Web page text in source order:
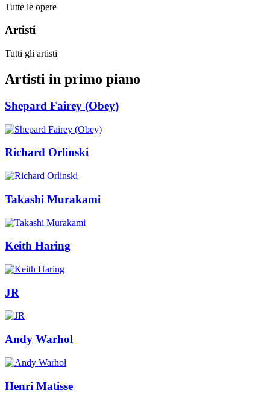
Tutte le opere
Artisti
Tutti gli artisti
Artisti in primo piano
Shepard Fairey (Obey)
Richard Orlinski
Takashi Murakami
Keith Haring
JR
Andy Warhol
Henri Matisse